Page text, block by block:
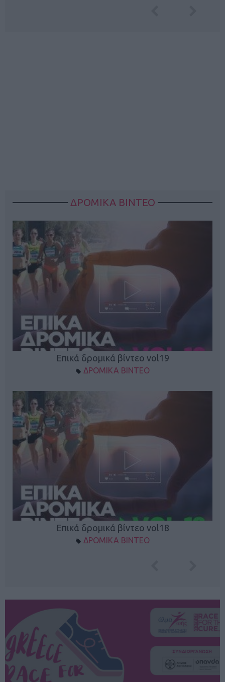
ΔΡΟΜΙΚΑ ΒΙΝΤΕΟ
Επικά δρομικά βίντεο vol19
ΔΡΟΜΙΚΑ ΒΙΝΤΕΟ
Επικά δρομικά βίντεο vol18
ΔΡΟΜΙΚΑ ΒΙΝΤΕΟ